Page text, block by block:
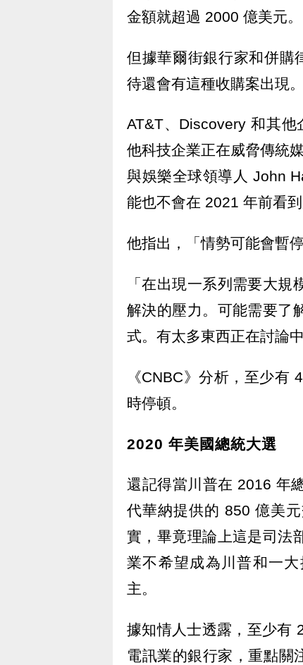
金額就超過 2000 億美元。
但據華爾街銀行家和併購
待還會有這種收購案出現。
AT&T、Discovery 和其
他科技企業正在威脅傳統
與娛樂全球領導人 John
能也不會在 2021 年前看到
他指出，「情勢可能會暫停
「在出現一系列需要大
解決的壓力。可能需要了
式。有太多東西正在討論
《CNBC》分析，至少有
時停頓。
2020 年美國總統大選
還記得當川普在 2016 年
代華納提供的 850 億美
實，畢竟理論上這是司法
業不希望成為川普和一
主。
據知情人士透露，至少有
電訊業的銀行家，重點關